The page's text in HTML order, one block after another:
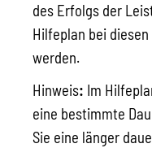
des Erfolgs der
Hilfeplan bei
werden.
Hinweis: Im
eine bestimmte
Sie eine länger